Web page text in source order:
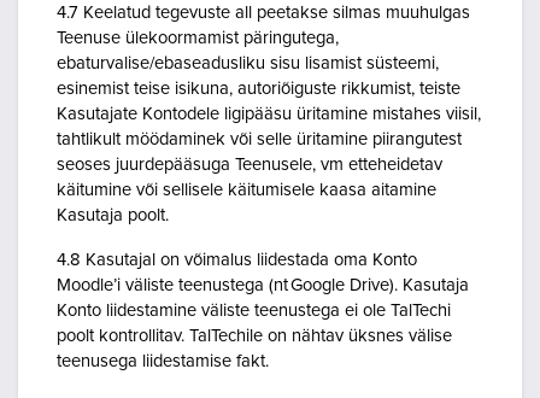
4.7 Keelatud tegevuste all peetakse silmas muuhulgas
Teenuse ülekoormamist päringutega,
ebaturvalise/ebaseadusliku sisu lisamist süsteemi,
esinemist teise isikuna, autoriõiguste rikkumist, teiste
Kasutajate Kontodele ligipääsu üritamine mistahes viisil,
tahtlikult möödaminek või selle üritamine piirangutest
seoses juurdepääsuga Teenusele, vm etteheidetav
käitumine või sellisele käitumisele kaasa aitamine
Kasutaja poolt.
4.8 Kasutajal on võimalus liidestada oma Konto
Moodle’i väliste teenustega (nt Google Drive). Kasutaja
Konto liidestamine väliste teenustega ei ole TalTechi
poolt kontrollitav. TalTechile on nähtav üksnes välise
teenusega liidestamise fakt.